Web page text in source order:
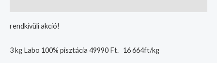
rendkívüli akció!
3 kg Labo 100% pisztácia 49990 Ft. 16 664ft/kg